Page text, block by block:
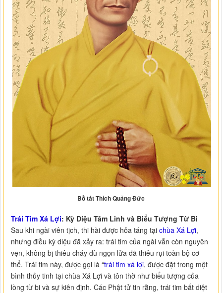
Bồ tát Thích Quảng Đức
Trái Tim Xá Lợi: Kỳ Diệu Tâm Linh và Biểu Tượng Từ Bi
Sau khi ngài viên tịch, thi hài được hỏa táng tại chùa Xá Lợi,
nhưng điều kỳ diệu đã xảy ra: trái tim của ngài vẫn còn nguyên
vẹn, không bị thiêu cháy dù ngọn lửa đã thiêu rụi toàn bộ cơ
thể. Trái tim này, được gọi là “trái tim xá lợi, được đặt trong một
bình thủy tinh tại chùa Xá Lợi và tôn thờ như biểu tượng của
lòng từ bi và sự kiên định. Các Phật tử tin rằng, trái tim bất diệt